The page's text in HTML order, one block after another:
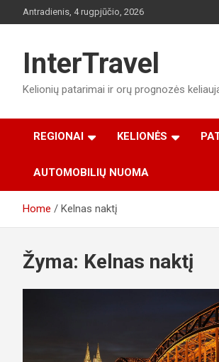
to
Antradienis, 4 rugpjūčio, 2026
InterTravel
Kelionių patarimai ir orų prognozės
REGIONAI KELIONĖS
AUTOMOBILIŲ NUOMA
Home Kelnas naktį
Žyma: Kelnas naktį